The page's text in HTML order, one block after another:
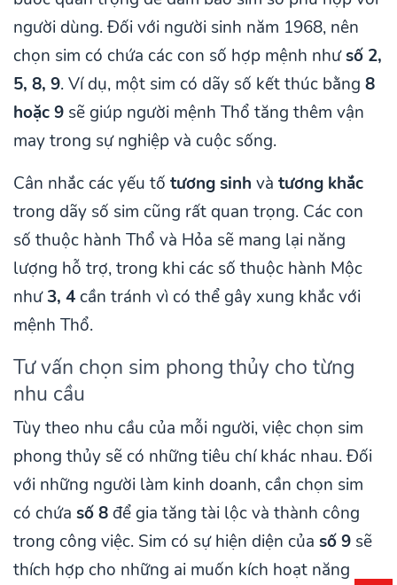
người dùng. Đối với người sinh năm 1968, nên
chọn sim có chứa các con số hợp mệnh nhưsố 2,
5, 8, 9. Ví dụ, một sim có dãy số kết thúc bằng 8
hoặc 9 sẽ giúp người mệnh Thổ tăng thêm vận
may trong sự nghiệp và cuộc sống.
Cân nhắc các yếu tố tương sinh và tương khắc
trong dãy số sim cũng rất quan trọng. Các con
số thuộc hành Thổ và Hỏa sẽ mang lại năng
lượng hỗ trợ, trong khi các số thuộc hành Mộc
như3, 4 cần tránh vì có thể gây xung khắc với
mệnh Thổ.
Tư vấn chọn sim phong thủy cho từng
nhu cầu
Tùy theo nhu cầu của mỗi người, việc chọn sim
phong thủy sẽ có những tiêu chí khác nhau. Đối
với những người làm kinh doanh, cần chọn sim
có chứa số 8 để gia tăng tài lộc và thành công
trong công việc. Sim có sự hiện diện của số 9 sẽ
thích hợp cho những ai muốn kích hoạt năng